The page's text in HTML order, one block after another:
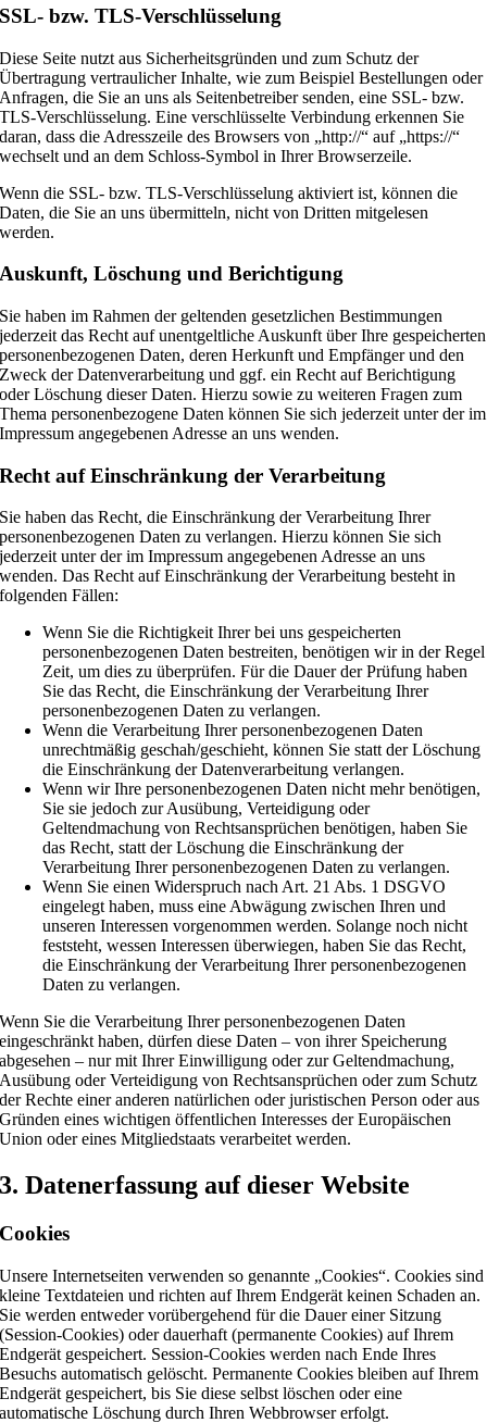
SSL- bzw. TLS-Verschlüsselung
Diese Seite nutzt aus Sicherheitsgründen und zum Schutz der
Übertragung vertraulicher Inhalte, wie zum Beispiel Bestellungen oder
Anfragen, die Sie an uns als Seitenbetreiber senden, eine SSL- bzw.
TLS-Verschlüsselung. Eine verschlüsselte Verbindung erkennen Sie
daran, dass die Adresszeile des Browsers von „http://“ auf „https://“
wechselt und an dem Schloss-Symbol in Ihrer Browserzeile.
Wenn die SSL- bzw. TLS-Verschlüsselung aktiviert ist, können die
Daten, die Sie an uns übermitteln, nicht von Dritten mitgelesen
werden.
Auskunft, Löschung und Berichtigung
Sie haben im Rahmen der geltenden gesetzlichen Bestimmungen
jederzeit das Recht auf unentgeltliche Auskunft über Ihre gespeicherten
personenbezogenen Daten, deren Herkunft und Empfänger und den
Zweck der Datenverarbeitung und ggf. ein Recht auf Berichtigung
oder Löschung dieser Daten. Hierzu sowie zu weiteren Fragen zum
Thema personenbezogene Daten können Sie sich jederzeit unter der im
Impressum angegebenen Adresse an uns wenden.
Recht auf Einschränkung der Verarbeitung
Sie haben das Recht, die Einschränkung der Verarbeitung Ihrer
personenbezogenen Daten zu verlangen. Hierzu können Sie sich
jederzeit unter der im Impressum angegebenen Adresse an uns
wenden. Das Recht auf Einschränkung der Verarbeitung besteht in
folgenden Fällen:
Wenn Sie die Richtigkeit Ihrer bei uns gespeicherten
personenbezogenen Daten bestreiten, benötigen wir in der Regel
Zeit, um dies zu überprüfen. Für die Dauer der Prüfung haben
Sie das Recht, die Einschränkung der Verarbeitung Ihrer
personenbezogenen Daten zu verlangen.
Wenn die Verarbeitung Ihrer personenbezogenen Daten
unrechtmäßig geschah/geschieht, können Sie statt der Löschung
die Einschränkung der Datenverarbeitung verlangen.
Wenn wir Ihre personenbezogenen Daten nicht mehr benötigen,
Sie sie jedoch zur Ausübung, Verteidigung oder
Geltendmachung von Rechtsansprüchen benötigen, haben Sie
das Recht, statt der Löschung die Einschränkung der
Verarbeitung Ihrer personenbezogenen Daten zu verlangen.
Wenn Sie einen Widerspruch nach Art. 21 Abs. 1 DSGVO
eingelegt haben, muss eine Abwägung zwischen Ihren und
unseren Interessen vorgenommen werden. Solange noch nicht
feststeht, wessen Interessen überwiegen, haben Sie das Recht,
die Einschränkung der Verarbeitung Ihrer personenbezogenen
Daten zu verlangen.
Wenn Sie die Verarbeitung Ihrer personenbezogenen Daten
eingeschränkt haben, dürfen diese Daten – von ihrer Speicherung
abgesehen – nur mit Ihrer Einwilligung oder zur Geltendmachung,
Ausübung oder Verteidigung von Rechtsansprüchen oder zum Schutz
der Rechte einer anderen natürlichen oder juristischen Person oder aus
Gründen eines wichtigen öffentlichen Interesses der Europäischen
Union oder eines Mitgliedstaats verarbeitet werden.
3. Datenerfassung auf dieser Website
Cookies
Unsere Internetseiten verwenden so genannte „Cookies“. Cookies sind
kleine Textdateien und richten auf Ihrem Endgerät keinen Schaden an.
Sie werden entweder vorübergehend für die Dauer einer Sitzung
(Session-Cookies) oder dauerhaft (permanente Cookies) auf Ihrem
Endgerät gespeichert. Session-Cookies werden nach Ende Ihres
Besuchs automatisch gelöscht. Permanente Cookies bleiben auf Ihrem
Endgerät gespeichert, bis Sie diese selbst löschen oder eine
automatische Löschung durch Ihren Webbrowser erfolgt.